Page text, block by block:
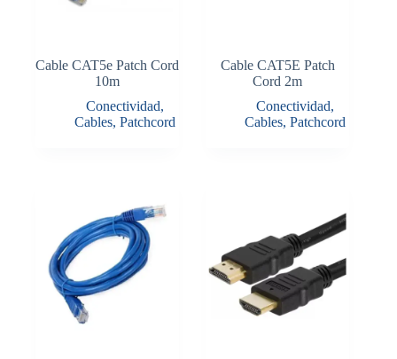
Cable CAT5e Patch Cord
10m
Conectividad,
Cables,Patchcord
Cable CAT5E Patch
Cord 2m
Conectividad,
Cables,Patchcord